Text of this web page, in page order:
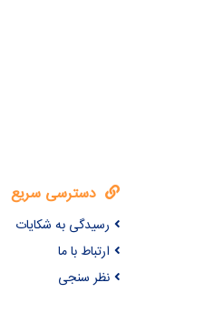
دسترسی سریع
رسیدگی به شکایات
ارتباط با ما
نظر سنجی